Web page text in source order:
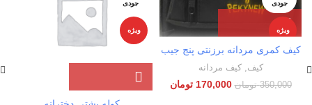
جودی
ویژه
کیف کمری مردانه برزنتی پنج جیب
کیف,کیف مردانه
350,000 تومان 170,000 تومان
جودی
ویژه